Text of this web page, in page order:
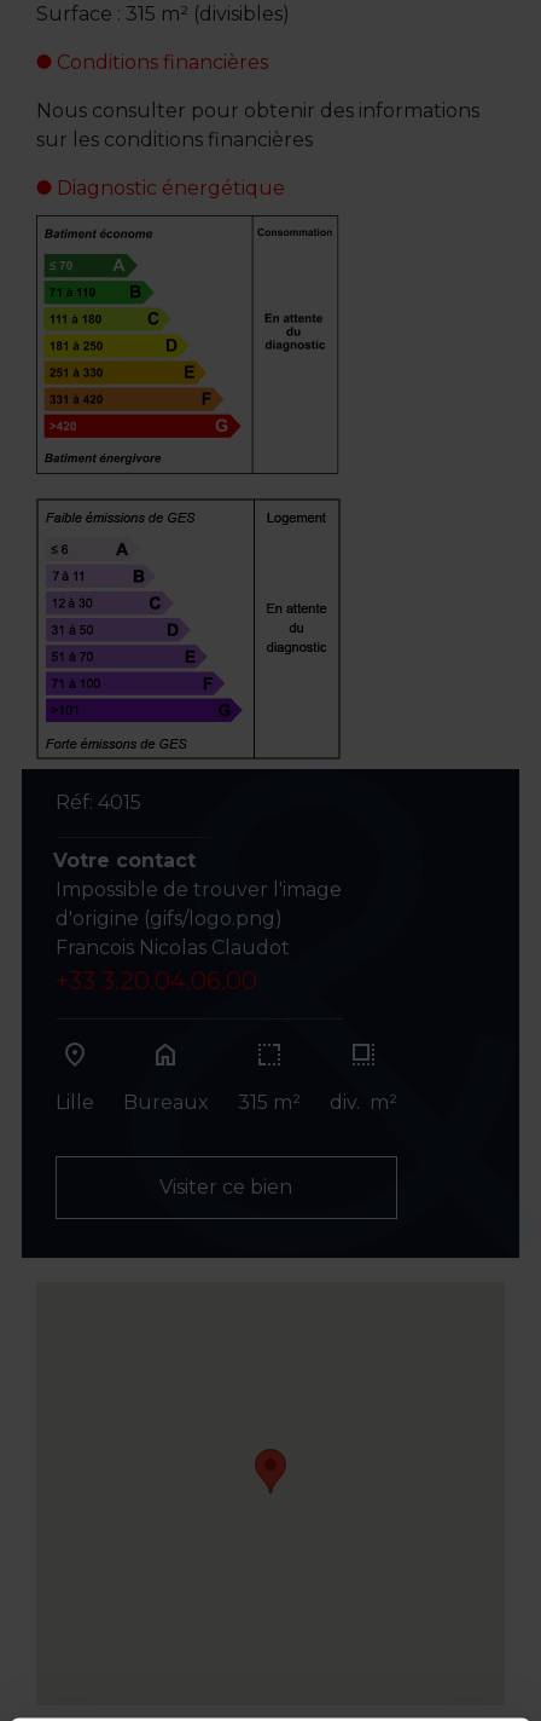
Surface : 315 m² (divisibles)
Conditions financières
Nous consulter pour obtenir des informations
sur les conditions financières
Diagnostic énergétique
Réf: 4015
Votre contact
Impossible de trouver l'image
d'origine (gifs/logo.png)
Francois Nicolas Claudot
+33 3.20.04.06.00
Lille
home
Bureaux 315 m² div. m²
Visiter ce bien